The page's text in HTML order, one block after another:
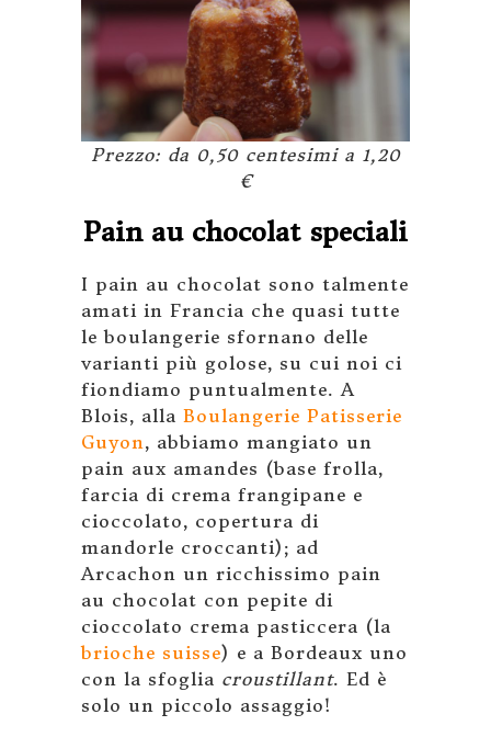
Prezzo: da 0,50 centesimi a 1,20
€
Pain au chocolat speciali
I pain au chocolat sono talmente
amati in Francia che quasi tutte
le boulangerie sfornano delle
varianti più golose, su cui noi ci
fiondiamo puntualmente. A
Blois, alla Boulangerie Patisserie
Guyon , abbiamo mangiato un
pain aux amandes (base frolla,
farcia di crema frangipane e
cioccolato, copertura di
mandorle croccanti); ad
Arcachon un ricchissimo pain
au chocolat con pepite di
cioccolato crema pasticcera (la
brioche suisse) e a Bordeaux uno
con la sfoglia croustillant. Ed è
solo un piccolo assaggio!